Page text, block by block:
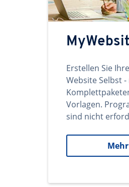
Erstellen Sie
Website Selbst
Vorlagen.
sind nicht